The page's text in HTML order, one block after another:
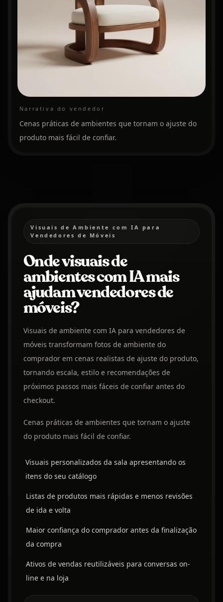
Narrativa do vendedor
Cenas práticas de ambientes que tornam o ajuste do
produto mais fácil de confiar.
Visuais de Ambiente com IA para
Vendedores de Móveis
Onde visuais de
ambientes com IA mais
ajudam vendedores de
móveis?
Visuais de ambiente com IA para vendedores de
móveis transformam fotos de ambiente do
comprador em cenas realistas de ajuste do produto,
tornando escala, estilo e recomendações de
próximos passos mais fáceis de confiar antes do
checkout.
Cenas práticas de ambientes que tornam o ajuste
do produto mais fácil de confiar.
Visuais personalizados da sala apresentando os
itens do seu catálogo
Listas de produtos mais rápidas e menos revisões
de ida e volta
Maior confiança do comprador antes da finalização
da compra
Ativos de vendas reutilizáveis para conversas on-
line e na loja